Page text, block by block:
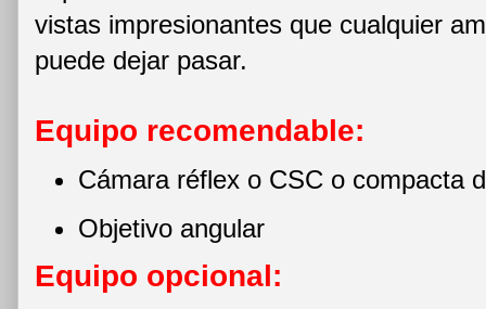
vistas impresionantes que cualquier
puede dejar pasar.
Equipo recomendable:
Cámara réflex o CSC o compacta
Objetivo angular
Equipo opcional: